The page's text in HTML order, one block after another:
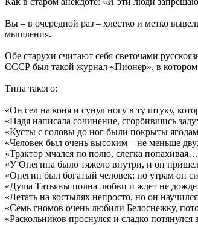
Вы – в очередной раз – хлестко и метко
мышления.
Обе старухи считают себя светочами
СССР был такой журнал «Пионер», в котором
Типа такого:
«Он сел на коня и сунул ногу в ту штуку,
«Надя написала сочинение, сгорбившись
«Кусты с головы до ног были покрыты
«Человек был очень высоким – не меньше
«Трактор мчался по полю, слегка
«У Онегина было тяжело внутри, и он пришел
«Онегин был богатый человек: по утрам он
«Душа Татьяны полна любви и ждет не
«Летать на костылях непросто, но он
«Семь гномов очень любили Белоснежку,
«Раскольников проснулся и сладко